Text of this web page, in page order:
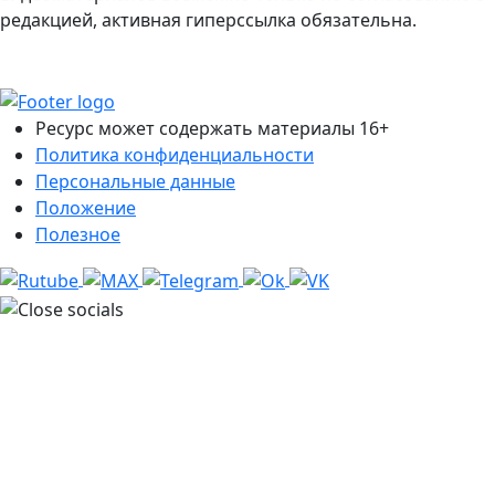
редакцией, активная гиперссылка обязательна.
Ресурс может содержать материалы 16+
Политика конфиденциальности
Персональные данные
Положение
Полезное